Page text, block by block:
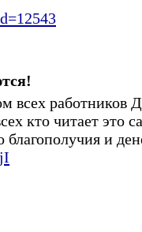
всех работников
кто читает это
и